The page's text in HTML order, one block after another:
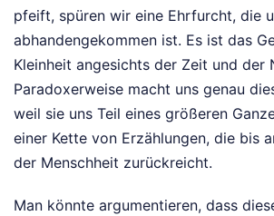
pfeift, spüren wir eine Ehrfurcht, die
abhandengekommen ist. Es ist das
Kleinheit angesichts der Zeit und der
Paradoxerweise macht uns genau
weil sie uns Teil eines größeren
einer Kette von Erzählungen, die bis
der Menschheit zurückreicht.
Man könnte argumentieren, dass